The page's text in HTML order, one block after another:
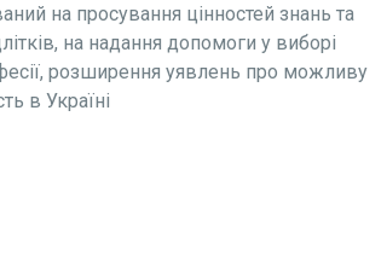
на просування цінностей знань та
на надання допомоги у виборі
розширення уявлень про можливу
в Україні